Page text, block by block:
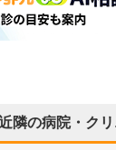
隣の病院・ク